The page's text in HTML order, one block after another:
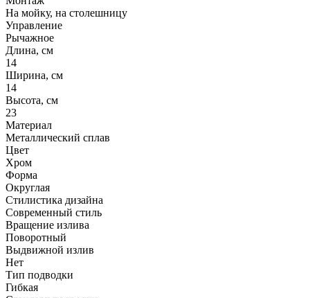
На мойку, на столешницу
Управление
Рычажное
Длина, см
14
Ширина, см
14
Высота, см
23
Материал
Металлический сплав
Цвет
Хром
Форма
Округлая
Стилистика дизайна
Современный стиль
Вращение излива
Поворотный
Выдвижной излив
Нет
Тип подводки
Гибкая